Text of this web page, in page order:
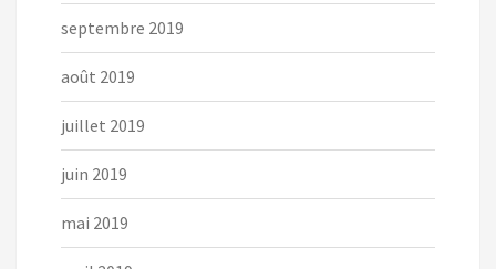
septembre 2019
août 2019
juillet 2019
juin 2019
mai 2019